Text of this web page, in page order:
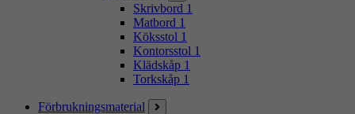
Skrivbord 1
Matbord 1
Köksstol 1
Kontorsstol 1
Klädskåp 1
Torkskåp 1
Förbrukningsmaterial